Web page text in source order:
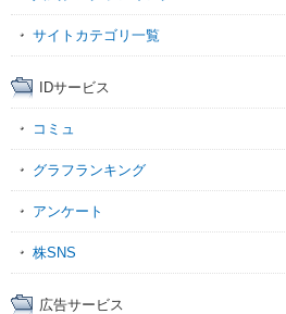
サイトカテゴリ一覧
IDサービス
コミュ
グラフランキング
アンケート
株SNS
広告サービス